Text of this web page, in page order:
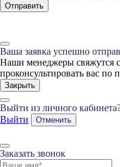
Отправить
Ваша заявка успешно
Наши менеджеры свяжутся
проконсультировать вас по
Закрыть
Выйти из личного
Выйти
Отменить
Заказать звонок